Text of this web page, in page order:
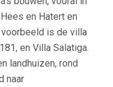
en Hatert en
voorbeeld is de villa
en Villa Salatiga.
landhuizen, rond
naar